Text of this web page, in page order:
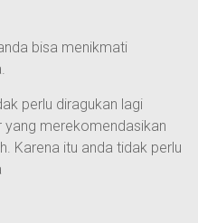
bisa menikmati
perlu diragukan lagi
merekomendasikan
Karena itu anda tidak perlu